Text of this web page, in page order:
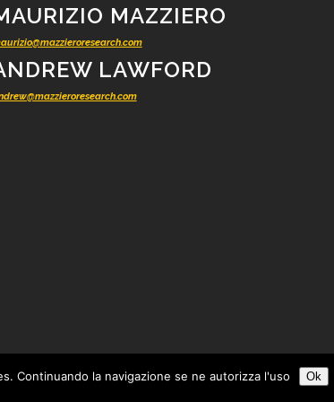
MAZZIERO
LAWFORD
finanziaria indipendente -Tutti i diritti riservati-Privacy-Cookie-
Continuando la navigazione se ne autorizza l'uso Ok